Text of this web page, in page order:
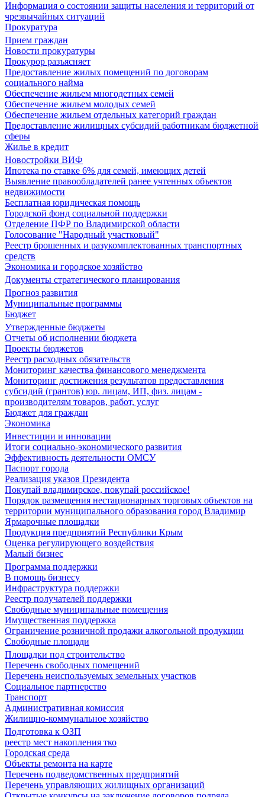
Информация о состоянии защиты населения и территорий от
чрезвычайных ситуаций
Прокуратура
Прием граждан
Новости прокуратуры
Прокурор разъясняет
Предоставление жилых помещений по договорам
социального найма
Обеспечение жильем многодетных семей
Обеспечение жильем молодых семей
Обеспечение жильем отдельных категорий граждан
Предоставление жилищных субсидий работникам бюджетной
сферы
Жилье в кредит
Новостройки ВИФ
Ипотека по ставке 6% для семей, имеющих детей
Выявление правообладателей ранее учтенных объектов
недвижимости
Бесплатная юридическая помощь
Городской фонд социальной поддержки
Отделение ПФР по Владимирской области
Голосование "Народный участковый"
Реестр брошенных и разукомплектованных транспортных
средств
Экономика и городское хозяйство
Документы стратегического планирования
Прогноз развития
Муниципальные программы
Бюджет
Утвержденные бюджеты
Отчеты об исполнении бюджета
Проекты бюджетов
Реестр расходных обязательств
Мониторинг качества финансового менеджмента
Мониторинг достижения результатов предоставления
субсидий (грантов) юр. лицам, ИП, физ. лицам -
производителям товаров, работ, услуг
Бюджет для граждан
Экономика
Инвестиции и инновации
Итоги социально-экономического развития
Эффективность деятельности ОМСУ
Паспорт города
Реализация указов Президента
Покупай владимирское, покупай российское!
Порядок размещения нестационарных торговых объектов на
территории муниципального образования город Владимир
Ярмарочные площадки
Продукция предприятий Республики Крым
Оценка регулирующего воздействия
Малый бизнес
Программа поддержки
В помощь бизнесу
Инфраструктура поддержки
Реестр получателей поддержки
Свободные муниципальные помещения
Имущественная поддержка
Ограничение розничной продажи алкогольной продукции
Свободные площади
Площадки под строительство
Перечень свободных помещений
Перечень неиспользуемых земельных участков
Социальное партнерство
Транспорт
Административная комиссия
Жилищно-коммунальное хозяйство
Подготовка к ОЗП
реестр мест накопления тко
Городская среда
Объекты ремонта на карте
Перечень подведомственных предприятий
Перечень управляющих жилищных организаций